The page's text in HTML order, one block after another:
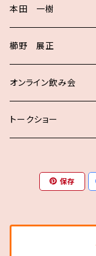
本田 一樹
櫛野 展正
オンライン飲み会
トークショー
保存